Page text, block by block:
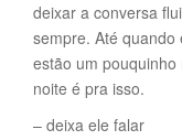
deixar a conversa
sempre. Até quando
estão um
noite é pra isso.
– deixa ele falar